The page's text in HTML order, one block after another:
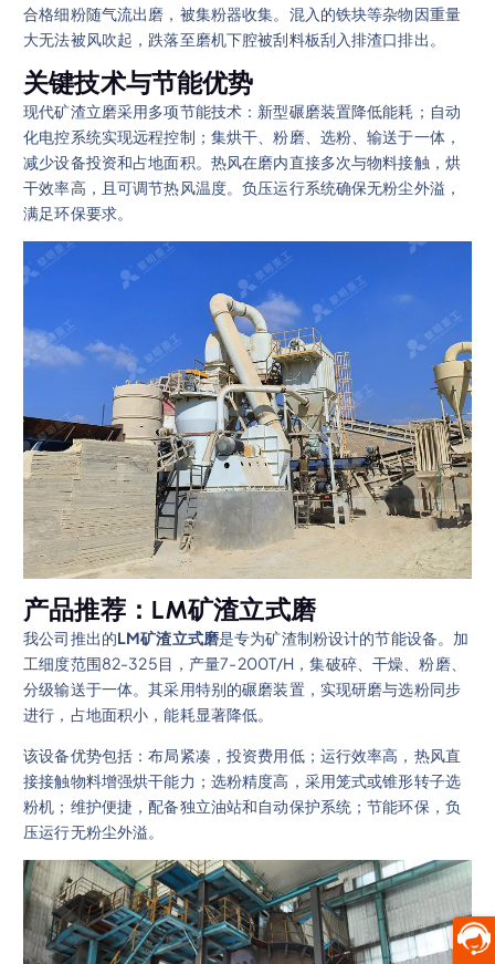
合格细粉随气流出磨，被集粉器收集。混入的铁块等杂物因重量
大无法被风吹起，跌落至磨机下腔被刮料板刮入排渣口排出。
关键技术与节能优势
现代矿渣立磨采用多项节能技术：新型碾磨装置降低能耗；自动
化电控系统实现远程控制；集烘干、粉磨、选粉、输送于一体，
减少设备投资和占地面积。热风在磨内直接多次与物料接触，烘
干效率高，且可调节热风温度。负压运行系统确保无粉尘外溢，
满足环保要求。
产品推荐：LM矿渣立式磨
我公司推出的LM矿渣立式磨是专为矿渣制粉设计的节能设备。加
工细度范围82-325目，产量7-200T/H，集破碎、干燥、粉磨、
分级输送于一体。其采用特别的碾磨装置，实现研磨与选粉同步
进行，占地面积小，能耗显著降低。
该设备优势包括：布局紧凑，投资费用低；运行效率高，热风直
接接触物料增强烘干能力；选粉精度高，采用笼式或锥形转子选
粉机；维护便捷，配备独立油站和自动保护系统；节能环保，负
压运行无粉尘外溢。